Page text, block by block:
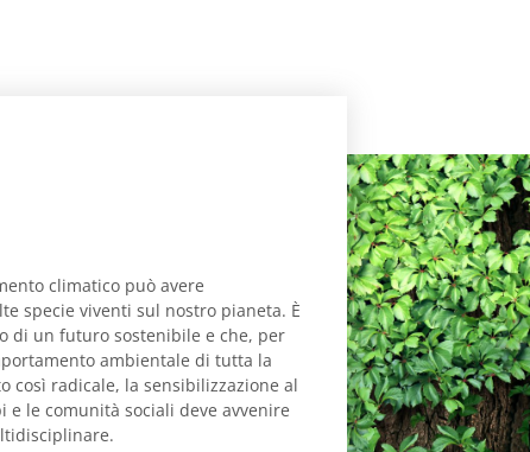
climatico può avere
specie viventi sul nostro pianeta. È
di un futuro sostenibile e che, per
ambientale di tutta la
così radicale, la sensibilizzazione al
le comunità sociali deve avvenire